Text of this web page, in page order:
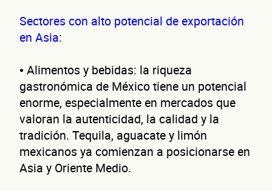
Sectores con alto potencial de exportación
en Asia:
• Alimentos y bebidas: la riqueza
gastronómica de México tiene un potencial
enorme, especialmente en mercados que
valoran la autenticidad, la calidad y la
tradición. Tequila, aguacate y limón
mexicanos ya comienzan a posicionarse en
Asia y Oriente Medio.